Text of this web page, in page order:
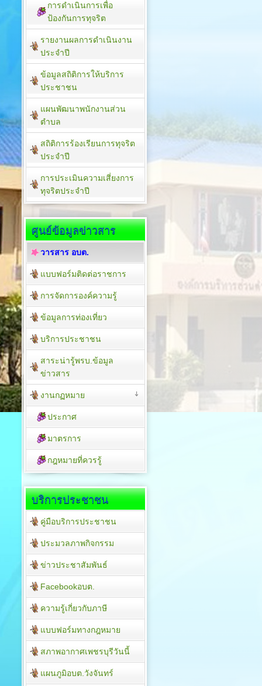
การดำเนินการเพื่อ
ป้องกันการทุจริต
รายงานผลการดำเนินงาน
ประจำปี
ข้อมูลสถิติการให้บริการ
ประชาชน
แผนพัฒนาพนักงานส่วน
ตำบล
สถิติการร้องเรียนการทุจริต
ประจำปี
การประเมินความเสี่ยงการ
ทุจริตประจำปี
ศูนย์ข้อมูลข่าวสาร
วารสาร อบต.
แบบฟอร์มติดต่อราชการ
การจัดการองค์ความรู้
ข้อมูลการท่องเที่ยว
บริการประชาชน
สาระน่ารู้พรบ.ข้อมูล
ข่าวสาร
งานกฏหมาย
ประกาศ
มาตรการ
กฎหมายที่ควรรู้
บริการประชาชน
คู่มือบริการประชาชน
ประมวลภาพกิจกรรม
ข่าวประชาสัมพันธ์
Facebookอบต.
ความรู้เกี่ยวกับภาษี
แบบฟอร์มทางกฎหมาย
สภาพอากาศเพชรบุรีวันนี้
แผนภูมิอบต.วังจันทร์